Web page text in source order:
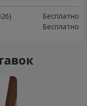
Бесплатно
Бесплатно